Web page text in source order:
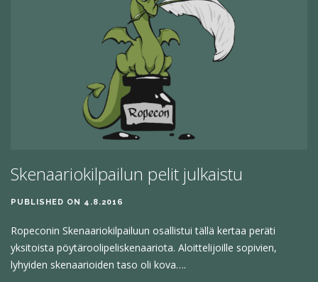
Skenaariokilpailun pelit julkaistu
PUBLISHED ON 4.8.2016
Ropeconin Skenaariokilpailuun osallistui tällä kertaa peräti
yksitoista pöytäroolipeliskenaariota. Aloittelijoille sopivien,
lyhyiden skenaarioiden taso oli kova….